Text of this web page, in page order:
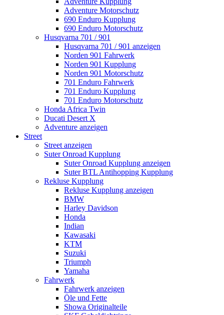
Adventure Motorschutz
690 Enduro Kupplung
690 Enduro Motorschutz
Husqvarna 701 / 901
Husqvarna 701 / 901 anzeigen
Norden 901 Fahrwerk
Norden 901 Kupplung
Norden 901 Motorschutz
701 Enduro Fahrwerk
701 Enduro Kupplung
701 Enduro Motorschutz
Honda Africa Twin
Ducati Desert X
Adventure anzeigen
Street
Street anzeigen
Suter Onroad Kupplung
Suter Onroad Kupplung anzeigen
Suter BTL Antihopping Kupplung
Rekluse Kupplung
Rekluse Kupplung anzeigen
BMW
Harley Davidson
Honda
Indian
Kawasaki
KTM
Suzuki
Triumph
Yamaha
Fahrwerk
Fahrwerk anzeigen
Öle und Fette
Showa Originalteile